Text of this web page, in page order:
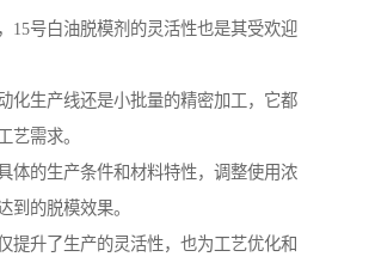
15号白油脱模剂的灵活性也是其受欢迎
化生产线还是小批量的精密加工，它都
艺需求。
体的生产条件和材料特性，调整使用浓
到的脱模效果。
提升了生产的灵活性，也为工艺优化和